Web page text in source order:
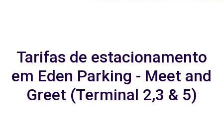
Tarifas de estacionamento
em Eden Parking - Meet and
Greet (Terminal 2,3 & 5)